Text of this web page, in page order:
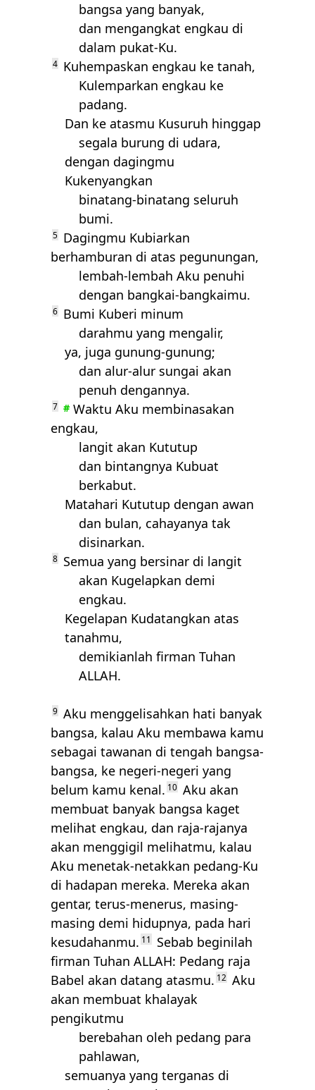
bangsa yang banyak,
dan mengangkat engkau di
dalam pukat-Ku.
4 Kuhempaskan engkau ke tanah,
Kulemparkan engkau ke
padang.
Dan ke atasmu Kusuruh hinggap
segala burung di udara,
dengan dagingmu
Kukenyangkan
binatang-binatang seluruh
bumi.
5
Dagingmu Kubiarkan
berhamburan di atas pegunungan,
lembah-lembah Aku penuhi
dengan bangkai-bangkaimu.
6 Bumi Kuberi minum
darahmu yang mengalir,
ya, juga gunung-gunung;
dan alur-alur sungai akan
penuh dengannya.
7 # Waktu Aku membinasakan
engkau,
langit akan Kututup
dan bintangnya Kubuat
berkabut.
Matahari Kututup dengan awan
dan bulan, cahayanya tak
disinarkan.
8 Semua yang bersinar di langit
akan Kugelapkan demi
engkau.
Kegelapan Kudatangkan atas
tanahmu,
demikianlah firman Tuhan
ALLAH.
9 Aku menggelisahkan hati banyak
bangsa, kalau Aku membawa kamu
sebagai tawanan di tengah bangsa-
bangsa, ke negeri-negeri yang
belum kamu kenal. 10 Aku akan
membuat banyak bangsa kaget
melihat engkau, dan raja-rajanya
akan menggigil melihatmu, kalau
Aku menetak-netakkan pedang-Ku
di hadapan mereka. Mereka akan
gentar, terus-menerus, masing-
masing demi hidupnya, pada hari
kesudahanmu. 11
Sebab beginilah
firman Tuhan ALLAH: Pedang raja
Babel akan datang atasmu. 12 Aku
akan membuat khalayak
pengikutmu
berebahan oleh pedang para
pahlawan,
semuanya yang terganas di